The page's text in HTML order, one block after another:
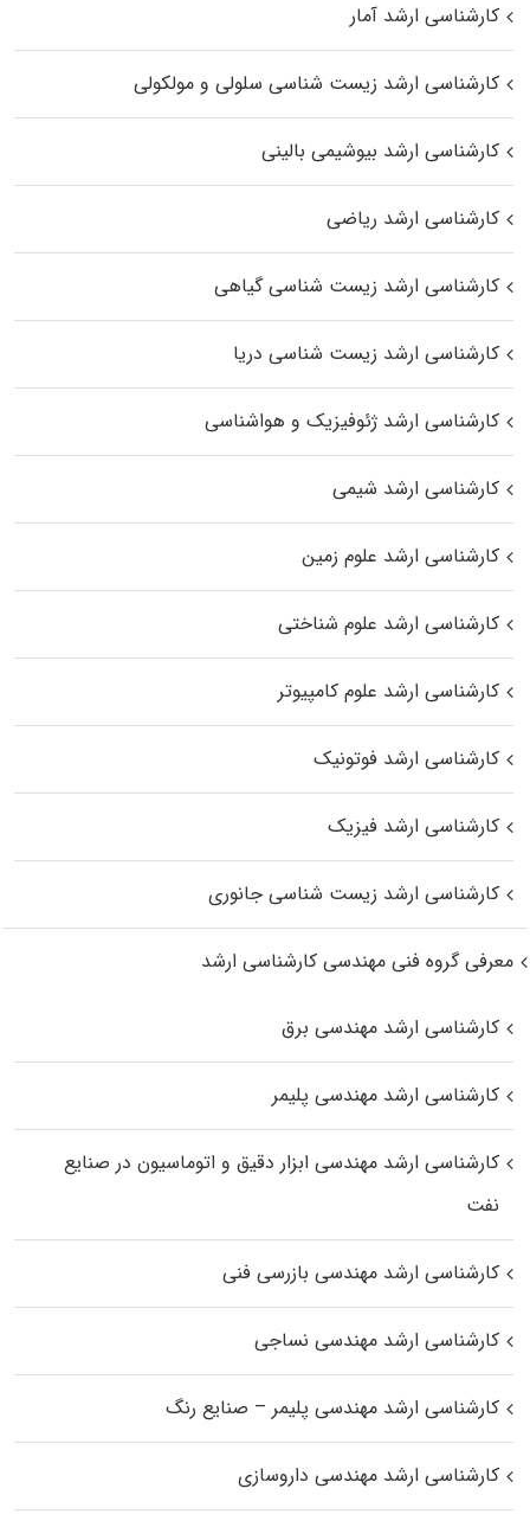
کارشناسی ارشد آمار
کارشناسی ارشد زیست شناسی سلولی و مولکولی
کارشناسی ارشد بیوشیمی بالینی
کارشناسی ارشد ریاضی
کارشناسی ارشد زیست‌ شناسی گیاهی
کارشناسی ارشد زیست‌ شناسی دریا
کارشناسی ارشد ژئوفیزیک و هواشناسی
کارشناسی ارشد شیمی
کارشناسی ارشد علوم زمین
کارشناسی ارشد علوم شناختی
کارشناسی ارشد علوم کامپیوتر
کارشناسی ارشد فوتونیک
کارشناسی ارشد فیزیک
کارشناسی ارشد زیست‌ شناسی جانوری
معرفی گروه فنی مهندسی کارشناسی ارشد
کارشناسی ارشد مهندسی برق
کارشناسی ارشد مهندسی پلیمر
کارشناسی ارشد مهندسی ابزار دقیق و اتوماسیون در صنایع
نفت
کارشناسی ارشد مهندسی بازرسی فنی
کارشناسی ارشد مهندسی نساجی
کارشناسی ارشد مهندسی پلیمر – صنایع رنگ
کارشناسی ارشد مهندسی داروسازی